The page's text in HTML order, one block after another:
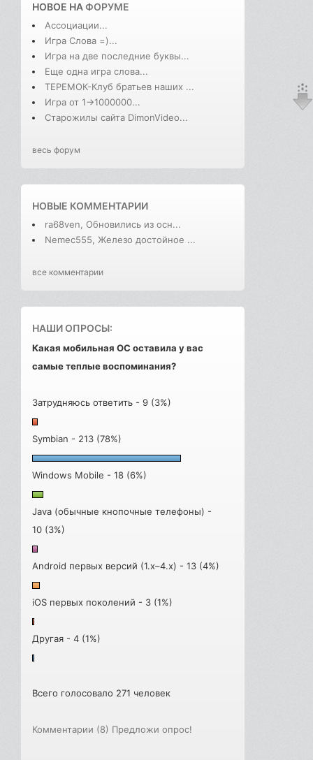
НОВОЕ НАФОРУМЕ
Ассоциации...
Игра Слова =)...
Игра на две последние буквы...
Еще одна игра слова...
ТЕРЕМОК-Клуб братьев наших ...
Игра от 1->1000000...
Старожилы сайта DimonVideo...
весь форум
НОВЫЕ КОММЕНТАРИИ
ra68ven, Обновились из осн...
Nemec555, Железо достойное ...
все комментарии
НАШИ ОПРОСЫ:
Какая мобильная ОС оставила у вас
самые теплые воспоминания?
Затрудняюсь ответить - 9 (3%)
Symbian - 213 (78%)
Windows Mobile - 18 (6%)
Java (обычные кнопочные телефоны) -
10 (3%)
Android первых версий (1.x–4.x) - 13 (4%)
iOS первых поколений - 3 (1%)
Другая - 4 (1%)
Всего голосовало 271 человек
Комментарии (8) Предложи опрос!